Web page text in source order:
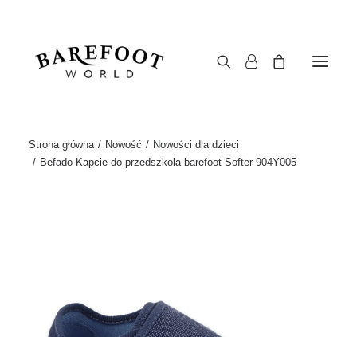
Strona główna Nowość
Nowości dla dzieci
Befado Kapcie do przedszkola barefoot Softer 904Y005